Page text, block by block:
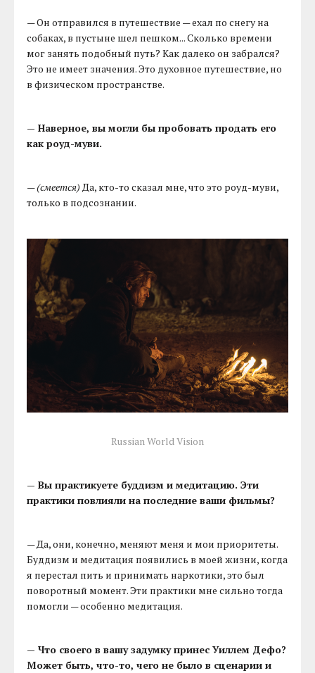
— Он отправился в путешествие — ехал по снегу на
собаках, в пустыне шел пешком... Сколько времени
мог занять подобный путь? Как далеко он забрался?
Это не имеет значения. Это духовное путешествие, но
в физическом пространстве.
— Наверное, вы могли бы пробовать продать его
как роуд-муви.
—(смеется)Да, кто-то сказал мне, что это роуд-муви,
только в подсознании.
Russian World Vision
— Вы практикуете буддизм и медитацию. Эти
практики повлияли на последние ваши фильмы?
— Да, они, конечно, меняют меня и мои приоритеты.
Буддизм и медитация появились в моей жизни, когда
я перестал пить и принимать наркотики, это был
поворотный момент. Эти практики мне сильно тогда
помогли — особенно медитация.
— Что своего в вашу задумку принес Уиллем Дефо?
Может быть, что-то, чего не было в сценарии и